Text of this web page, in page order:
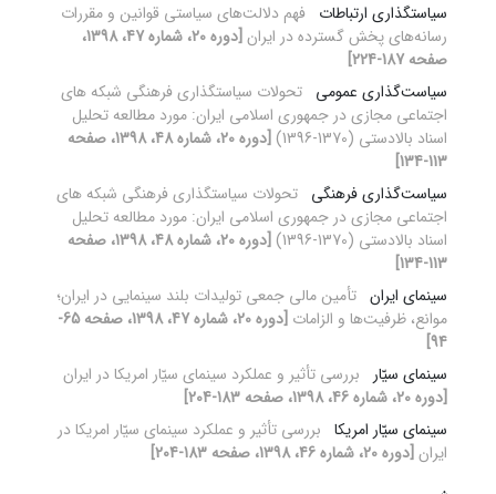
سیاستگذاری ارتباطات
فهم دلالت‌های سیاستی قوانین و مقررات
رسانه‌های پخش گسترده در ایران
[دوره 20، شماره 47، 1398،
صفحه 187-224]
سیاست‌گذاری عمومی تحولات سیاستگذاری فرهنگی شبکه های
اجتماعی مجازی در جمهوری اسلامی ایران: مورد مطالعه تحلیل
اسناد بالادستی (1370-1396)
[دوره 20، شماره 48، 1398، صفحه
113-134]
سیاست‌گذاری فرهنگی تحولات سیاستگذاری فرهنگی شبکه های
اجتماعی مجازی در جمهوری اسلامی ایران: مورد مطالعه تحلیل
اسناد بالادستی (1370-1396)
[دوره 20، شماره 48، 1398، صفحه
113-134]
سینمای ایران تأمین مالی جمعی تولیدات بلند سینمایی در ایران؛
موانع، ظرفیت‌ها و الزامات
[دوره 20، شماره 47، 1398، صفحه 65-
94]
سینمای‌ سیّار
بررسی تأثیر و عملکرد سینمای‌ سیّار امریکا در ایران
[دوره 20، شماره 46، 1398، صفحه 183-204]
سینمای سیّار امریکا بررسی تأثیر و عملکرد سینمای‌ سیّار امریکا در
ایران [دوره 20، شماره 46، 1398، صفحه 183-204]